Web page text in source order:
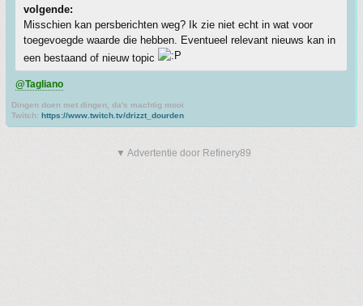
volgende:
Misschien kan persberichten weg? Ik zie niet echt in wat voor
toegevoegde waarde die hebben. Eventueel relevant nieuws kan in
een bestaand of nieuw topic
@Tagliano
Dingen doen met dingen, da's machtig mooi
Twitch: https://www.twitch.tv/drizzt_dourden
▼ Advertentie door Refinery89